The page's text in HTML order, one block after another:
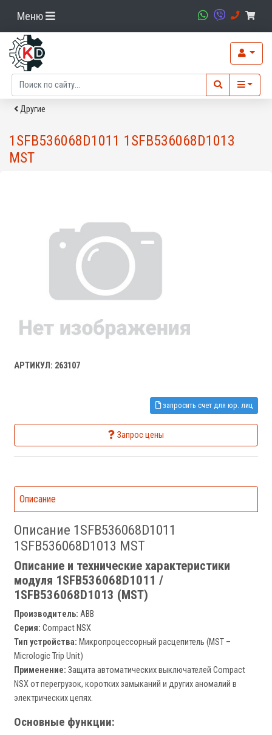
Меню
Другие
1SFB536068D1011 1SFB536068D1013
MST
АРТИКУЛ: 263107
запросить счет для юр. лиц
Запрос цены
Описание
Описание 1SFB536068D1011
1SFB536068D1013 MST
Описание и технические характеристики
модуля 1SFB536068D1011 /
1SFB536068D1013 (MST)
Производитель: ABB
Серия: Compact NSX
Тип устройства: Микропроцессорный расцепитель (MST –
Micrologic Trip Unit)
Применение: Защита автоматических выключателей Compact
NSX от перегрузок, коротких замыканий и других аномалий в
электрических цепях.
Основные функции: